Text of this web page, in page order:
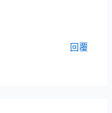
回覆